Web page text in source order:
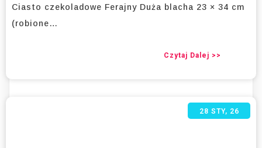
Ciasto czekoladowe Ferajny Duża blacha 23 × 34 cm
(robione…
Czytaj Dalej >>
28 STY, 26